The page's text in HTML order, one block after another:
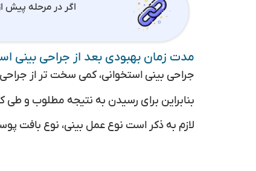
اگر در مرحله پیش
مدت زمان بهبودی بعد از جراحی بینی
جراحی بینی استخوانی، کمی سخت تر از
بنابراین برای رسیدن به نتیجه مطلوب و
لازم به ذکر است نوع عمل بینی، نوع بافت